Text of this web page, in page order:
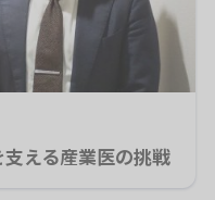
える産業医の挑戦